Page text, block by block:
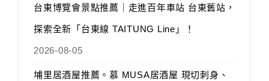
台東博覽會景點推薦｜走進百年車站 台東舊站，
探索全新「台東線 TAITUNG Line」！
2026-08-05
埔里居酒屋推薦。慕 MUSA居酒屋 現切刺身、